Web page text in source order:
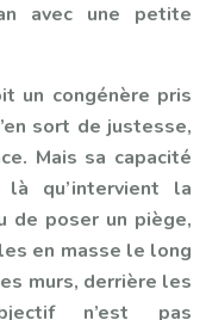
avec une petite
un congénère pris
sort de justesse,
Mais sa capacité
là qu’intervient la
de poser un piège,
en masse le long
murs, derrière les
n’est pas